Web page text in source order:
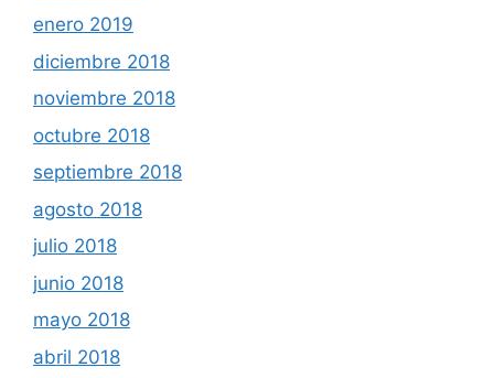
enero 2019
diciembre 2018
noviembre 2018
octubre 2018
septiembre 2018
agosto 2018
julio 2018
junio 2018
mayo 2018
abril 2018